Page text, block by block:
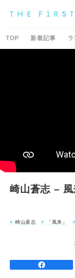
TOP 新着記事
崎山蒼志 –
崎山蒼志 「風来」